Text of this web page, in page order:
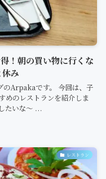
！朝の買い物に行くな
み
のArpakaです。 今回は、子
めのレストランを紹介しま
たいな〜 ...
レストラン